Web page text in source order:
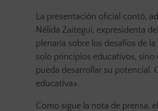
La presentación oficial contó,
Nélida Zaitegui, expresidenta
plenaria sobre los desafíos de
solo principios educativos,
pueda desarrollar su potencial.
educativa».
Como sigue la nota de prensa,